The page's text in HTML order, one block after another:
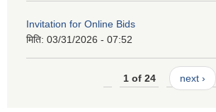
Invitation for Online Bids
मिति: 03/31/2026 - 07:52
1 of 24 next ›